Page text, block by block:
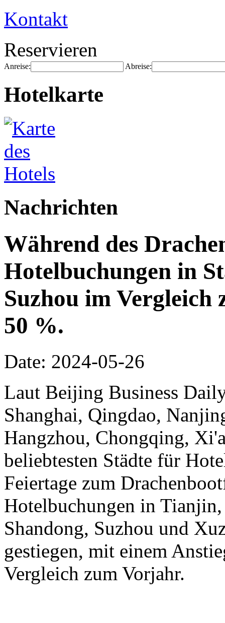
Kontakt
Reservieren
Anreise: Abreise:
Hotelkarte
Nachrichten
Während des
Hotelbuchungen in
Suzhou im
50 %.
Date: 2024-05-26
Laut Beijing Business
Shanghai, Qingdao,
Hangzhou, Chongqing,
beliebtesten Städte für
Feiertage zum
Hotelbuchungen in
Shandong, Suzhou und
gestiegen, mit einem
Vergleich zum Vorjahr.